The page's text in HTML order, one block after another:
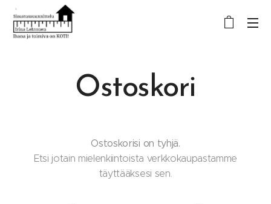
Ostoskori
Ostoskorisi on tyhjä.
Etsi jotain mielenkiintoista verkkokaupastamme
täyttääksesi sen.